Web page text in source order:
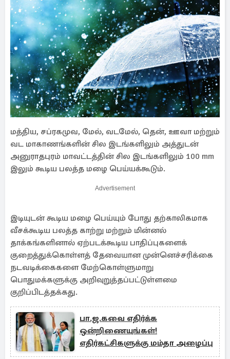
மத்திய, சப்ரகமுவ, மேல், வடமேல், தென், ஊவா மற்றும்
வட மாகாணங்களின் சில இடங்களிலும் அத்துடன்
அனுராதபுரம் மாவட்டத்தின் சில இடங்களிலும் 100 mm
இலும் கூடிய பலத்த மழை பெய்யக்கூடும்.
Advertisement
இடியுடன் கூடிய மழை பெய்யும் போது தற்காலிகமாக
வீசக்கூடிய பலத்த காற்று மற்றும் மின்னல்
தாக்கங்களினால் ஏற்படக்கூடிய பாதிப்புகளைக்
குறைத்துக்கொள்ளத் தேவையான முன்னெச்சரிக்கை
நடவடிக்கைகளை மேற்கொள்ளுமாறு
பொதுமக்களுக்கு அறிவுறுத்தப்பட்டுள்ளமை
குறிப்பிடத்தக்கது.
பா.ஜ.கவை எதிர்க்க
ஒன்றிணையுங்கள்!
எதிர்கட்சிகளுக்கு மம்தா அழைப்பு